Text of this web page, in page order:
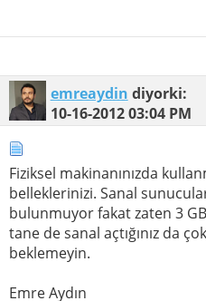
emreaydin diyorki:
10-16-201203:04 PM
Fiziksel makinanınızda
belleklerinizi. Sanal
bulunmuyor fakat zaten 3
tane de sanal açtığınız da
beklemeyin.
Emre Aydın